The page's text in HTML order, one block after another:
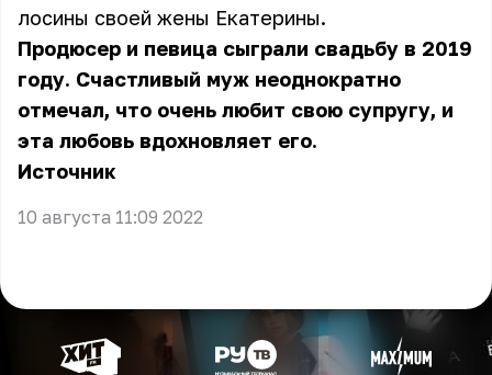
лосины своей жены Екатерины.
Продюсер и певица сыграли свадьбу в 2019
году. Счастливый муж неоднократно
отмечал, что очень любит свою супругу, и
эта любовь вдохновляет его.
Источник
10 августа 11:09 2022